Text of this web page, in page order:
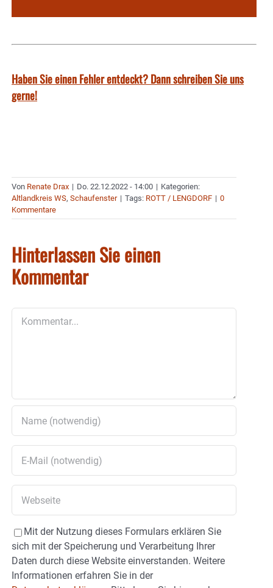
Haben Sie einen Fehler entdeckt? Dann schreiben Sie uns
gerne!
Von Renate Drax | Do. 22.12.2022 - 14:00 | Kategorien:
Altlandkreis WS, Schaufenster | Tags: ROTT / LENGDORF | 0
Kommentare
Hinterlassen Sie einen
Kommentar
Mit der Nutzung dieses Formulars erklären Sie
sich mit der Speicherung und Verarbeitung Ihrer
Daten durch diese Website einverstanden. Weitere
Informationen erfahren Sie in der